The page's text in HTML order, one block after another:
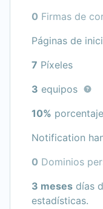
0 Firmas de
Páginas de
7 Píxeles
3 equipos
10%
Notification
0 Dominios
3 meses días
estadísticas.